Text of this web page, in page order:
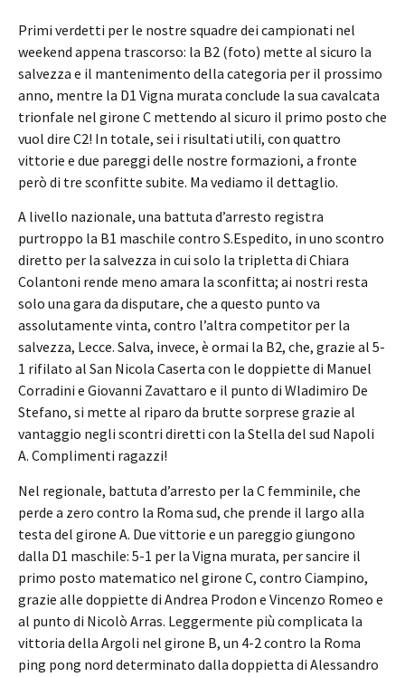
Primi verdetti per le nostre squadre dei campionati nel
weekend appena trascorso: la B2 (foto) mette al sicuro la
salvezza e il mantenimento della categoria per il prossimo
anno, mentre la D1 Vigna murata conclude la sua cavalcata
trionfale nel girone C mettendo al sicuro il primo posto che
vuol dire C2! In totale, sei i risultati utili, con quattro
vittorie e due pareggi delle nostre formazioni, a fronte
però di tre sconfitte subite. Ma vediamo il dettaglio.
A livello nazionale, una battuta d’arresto registra
purtroppo la B1 maschile contro S.Espedito, in uno scontro
diretto per la salvezza in cui solo la tripletta di Chiara
Colantoni rende meno amara la sconfitta; ai nostri resta
solo una gara da disputare, che a questo punto va
assolutamente vinta, contro l’altra competitor per la
salvezza, Lecce. Salva, invece, è ormai la B2, che, grazie al 5-
1 rifilato al San Nicola Caserta con le doppiette di Manuel
Corradini e Giovanni Zavattaro e il punto di Wladimiro De
Stefano, si mette al riparo da brutte sorprese grazie al
vantaggio negli scontri diretti con la Stella del sud Napoli
A. Complimenti ragazzi!
Nel regionale, battuta d’arresto per la C femminile, che
perde a zero contro la Roma sud, che prende il largo alla
testa del girone A. Due vittorie e un pareggio giungono
dalla D1 maschile: 5-1 per la Vigna murata, per sancire il
primo posto matematico nel girone C, contro Ciampino,
grazie alle doppiette di Andrea Prodon e Vincenzo Romeo e
al punto di Nicolò Arras. Leggermente più complicata la
vittoria della Argoli nel girone B, un 4-2 contro la Roma
ping pong nord determinato dalla doppietta di Alessandro